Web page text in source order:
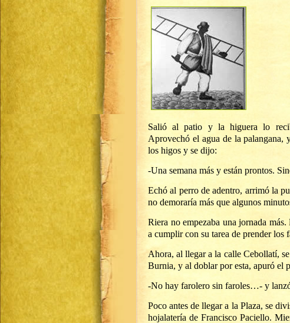
Salió al patio y la higuera lo
Aprovechó el agua de la palangana,
los higos y se dijo:
-Una semana más y están prontos.
Echó al perro de adentro, arrimó la
no demoraría más que algunos
Riera no empezaba una jornada
a cumplir con su tarea de prender los
Ahora, al llegar a la calle Cebollatí,
Burnia, y al doblar por esta, apuró el
-No hay farolero sin faroles…- y
Poco antes de llegar a la Plaza, se
hojalatería de Francisco Paciello.